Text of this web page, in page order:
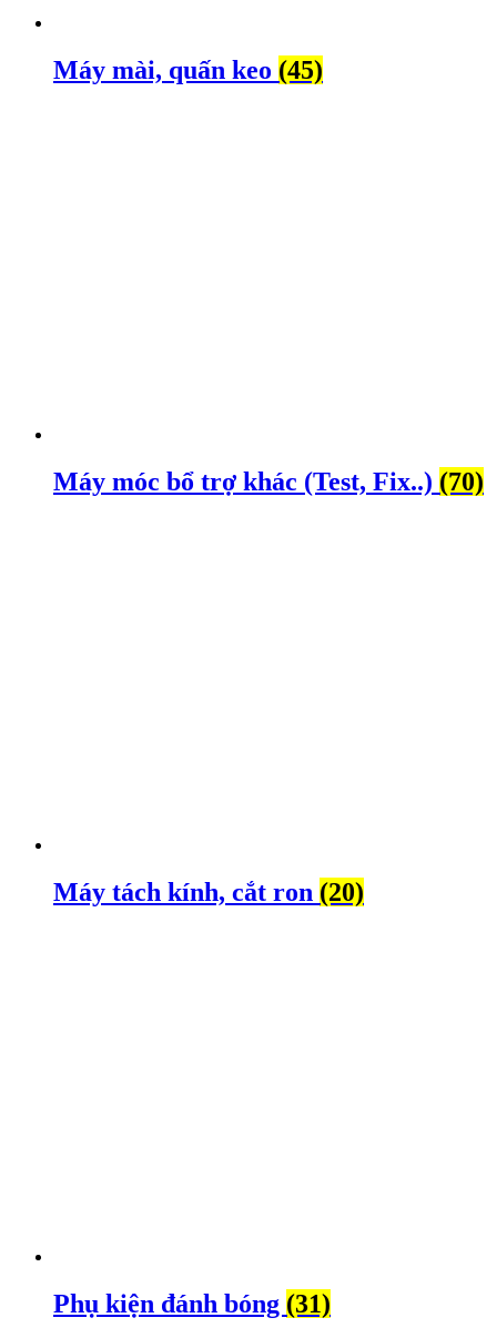
Máy mài, quấn keo (45)
Máy móc bổ trợ khác (Test, Fix..) (70)
Máy tách kính, cắt ron (20)
Phụ kiện đánh bóng (31)